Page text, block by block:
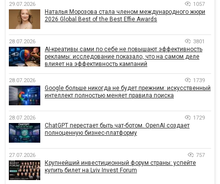
29.07.2026 1057
Наталья Морозова стала членом международного жюри
2026 Global Best of the Best Effie Awards
28.07.2026 3801
AI-креативы сами по себе не повышают эффективность
рекламы: исследование показало, что на самом деле
влияет на эффективность кампаний
28.07.2026 1739
Google больше никогда не будет прежним: искусственный
интеллект полностью меняет правила поиска
28.07.2026 1729
ChatGPT перестает быть чат-ботом. OpenAI создает
полноценную бизнес-платформу
27.07.2026 757
Крупнейший инвестиционный форум страны: успейте
купить билет на Lviv Invest Forum